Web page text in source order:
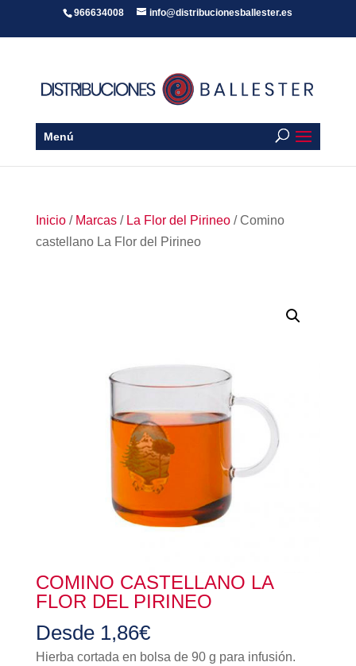
966634008 info@distribucionesballester.es
Menú
Inicio/ Marcas/ La Flor del Pirineo/ Comino
castellano La Flor del Pirineo
COMINO CASTELLANO LA
FLOR DEL PIRINEO
Desde 1,86€
Hierba cortada en bolsa de 90 g para infusión.